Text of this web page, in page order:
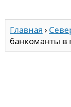
Главная ›
банкоманты в